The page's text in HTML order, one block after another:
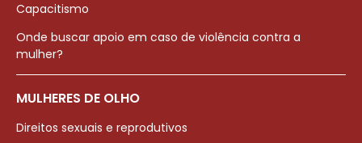
Capacitismo
Onde buscar apoio em caso de violência contra a
mulher?
MULHERES DE OLHO
Direitos sexuais e reprodutivos